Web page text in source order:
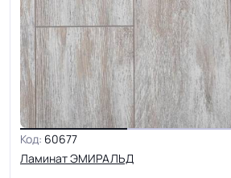
Код: 60677
Ламинат ЭМИРАЛЬД